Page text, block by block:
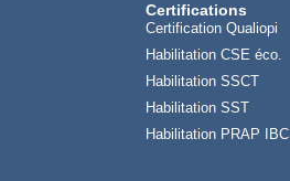
Certifications
Certification Qualiopi
Habilitation CSE éco.
Habilitation SSCT
Habilitation SST
Habilitation PRAP IBC